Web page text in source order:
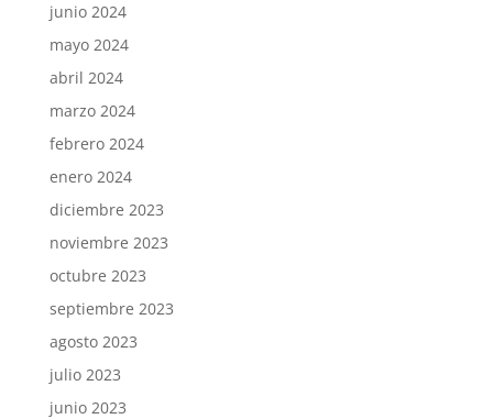
junio 2024
mayo 2024
abril 2024
marzo 2024
febrero 2024
enero 2024
diciembre 2023
noviembre 2023
octubre 2023
septiembre 2023
agosto 2023
julio 2023
junio 2023